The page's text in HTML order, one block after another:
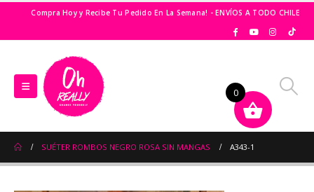
Compra Hoy y Recibe Tu Pedido En La Semana! - ENVÍOS A TODO CHILE
SUÉTER ROMBOS NEGRO ROSA SIN MANGAS A343-1
0